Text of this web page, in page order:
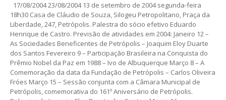
17/08/2004 23/08/2004 13 de setembro de 2004 segunda-feira
18h30 Casa de Cláudio de Souza, Silogeu Petropolitano, Praça da
Liberdade, 247, Petrópolis. Palestra do sócio efetivo Eduardo
Henrique de Castro. Previsão de atividades em 2004: Janeiro 12 –
As Sociedades Beneficentes de Petrópolis – Joaquim Eloy Duarte
dos Santos Fevereiro 9 – Participação Brasileira na Conquista do
Prêmio Nobel da Paz em 1988 – Ivo de Albuquerque Março 8 – A
Comemoração da data da Fundação de Petrópolis – Carlos Oliveira
Fróes Março 15 – Sessão conjunta com a Câmara Municipal de
Petrópolis, comemorativa do 161º Aniversário de Petrópolis.